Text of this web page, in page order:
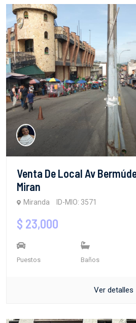
Venta De Local Av
Miran
Miranda ID-MIO: 3571
$ 23,000
Puestos Baños
Ver detalles